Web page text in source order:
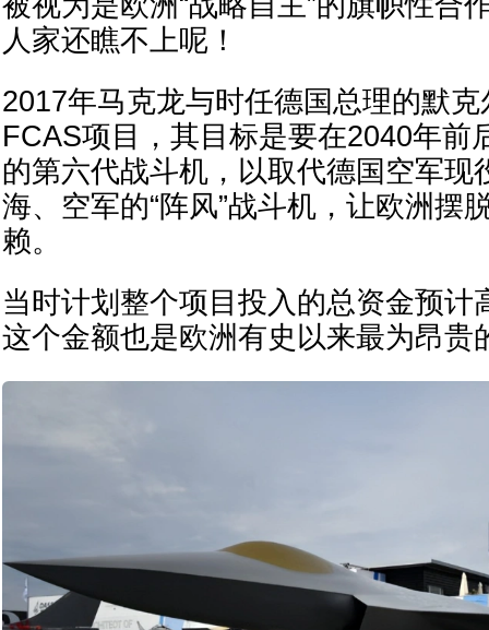
人家还瞧不上呢！
2017年马克龙与时任德国总理的默
FCAS项目，其目标是要在2040年前
的第六代战斗机，以取代德国空军现
海、空军的“阵风”战斗机，让欧洲摆
赖。
当时计划整个项目投入的总资金预计
这个金额也是欧洲有史以来最为昂贵